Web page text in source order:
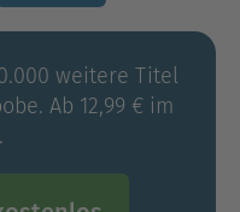
weitere Titel
Ab 12,99 € im